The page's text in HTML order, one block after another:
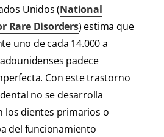
Unidos (National
Rare Disorders) estima que
uno de cada 14.000 a
padece
Con este trastorno
no se desarrolla
los dientes primarios o
del funcionamiento